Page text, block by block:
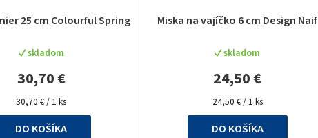
25 cm Colourful Spring
skladom
30,70 €
Jednotková
cena:
30,70 € / 1 ks
DO KOŠÍKA
Miska na vajíčko 6 cm Design Naif
skladom
24,50 €
Jednotková
cena:
24,50 € / 1 ks
DO KOŠÍKA